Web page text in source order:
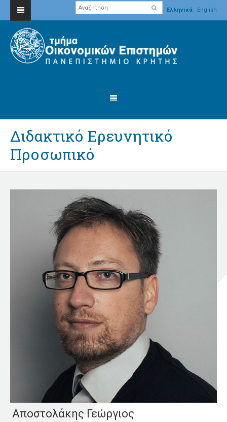
Ελληνικά English
Διδακτικό Ερευνητικό
Προσωπικό
Αποστολάκης Γεώργιος